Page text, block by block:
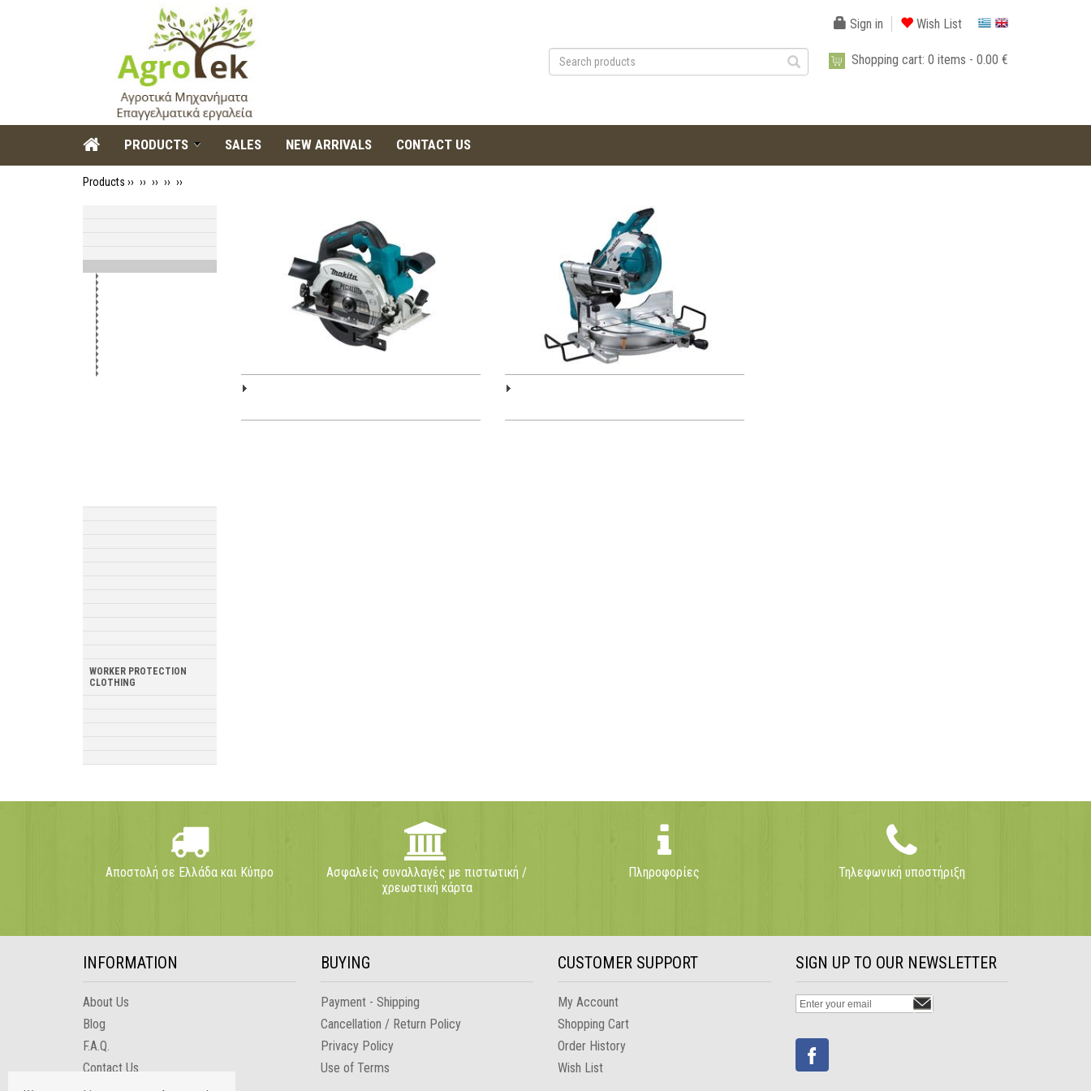
Sign in Wish List
Shopping cart: 0 items - 0.00 €
PRODUCTS SALES NEW ARRIVALS CONTACT US
Products ›› ›› ›› ›› ››
WORKER PROTECTION
CLOTHING
Αποστολή σε Ελλάδα και Κύπρο
Ασφαλείς συναλλαγές με πιστωτική /
χρεωστική κάρτα
Πληροφορίες Τηλεφωνική υποστήριξη
INFORMATION
About Us
Blog
F.A.Q.
Contact Us
BUYING
Payment - Shipping
Cancellation / Return Policy
Privacy Policy
Use of Terms
CUSTOMER SUPPORT
My Account
Shopping Cart
Order History
Wish List
SIGN UP TO OUR NEWSLETTER